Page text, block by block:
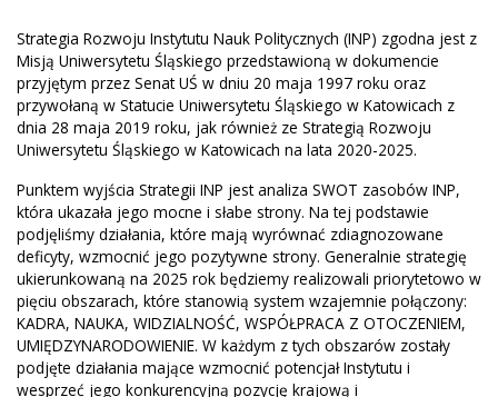
Strategia Rozwoju Instytutu Nauk Politycznych (INP) zgodna jest z
Misją Uniwersytetu Śląskiego przedstawioną w dokumencie
przyjętym przez Senat UŚ w dniu 20 maja 1997 roku oraz
przywołaną w Statucie Uniwersytetu Śląskiego w Katowicach z
dnia 28 maja 2019 roku, jak również ze Strategią Rozwoju
Uniwersytetu Śląskiego w Katowicach na lata 2020-2025.
Punktem wyjścia Strategii INP jest analiza SWOT zasobów INP,
która ukazała jego mocne i słabe strony. Na tej podstawie
podjęliśmy działania, które mają wyrównać zdiagnozowane
deficyty, wzmocnić jego pozytywne strony. Generalnie strategię
ukierunkowaną na 2025 rok będziemy realizowali priorytetowo w
pięciu obszarach, które stanowią system wzajemnie połączony:
KADRA, NAUKA, WIDZIALNOŚĆ, WSPÓŁPRACA Z OTOCZENIEM,
UMIĘDZYNARODOWIENIE. W każdym z tych obszarów zostały
podjęte działania mające wzmocnić potencjał Instytutu i
wesprzeć jego konkurencyjną pozycję krajową i